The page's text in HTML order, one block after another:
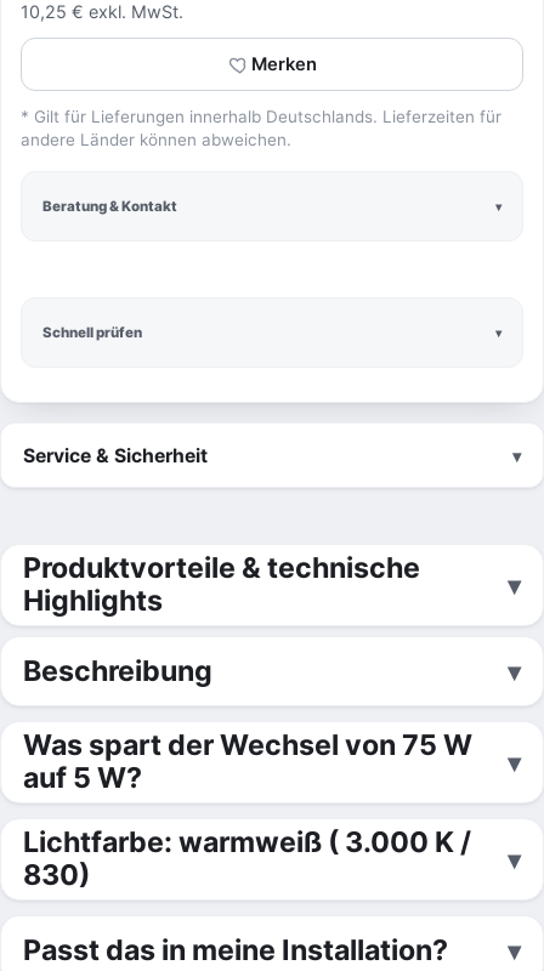
Schnell prüfen
10,25 € exkl. MwSt.
Merken
* Gilt für Lieferungen innerhalb Deutschlands. Lieferzeiten für
andere Länder können abweichen.
Beratung & Kontakt
Service & Sicherheit
Produktvorteile & technische
Highlights
Beschreibung
Was spart der Wechsel von 75 W
auf 5 W?
Lichtfarbe: warmweiß ( 3.000 K /
830)
Passt das in meine Installation?